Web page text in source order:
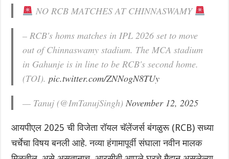
NO RCB MATCHES AT CHINNASWAMY
– RCB's homs matches in IPL 2026 set to move
out of Chinnaswamy stadium. The MCA stadium
in Gahunje is in line to be RCB's second home.
(TOI).pic.twitter.com/ZNNogN8TUy
— Tanuj (@ImTanujSingh)November 12, 2025
आयपीएल 2025 ची विजेता रॉयल चॅलेंजर्स बंगळुरू (RCB) सध्या
चर्चेचा विषय बनली आहे. नव्या हंगामापूर्वी संघाला नवीन मालक